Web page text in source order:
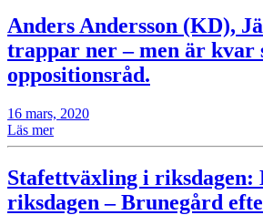
Anders Andersson (KD),
trappar ner – men är kvar
oppositionsråd.
16 mars, 2020
Läs mer
Stafettväxling i
riksdagen – Brunegård